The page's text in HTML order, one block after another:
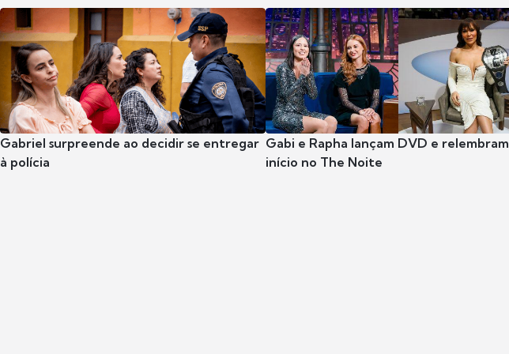
Gabriel surpreende ao decidir se entregar
à polícia
Gabi e Rapha lançam DVD e relembram
início no The Noite